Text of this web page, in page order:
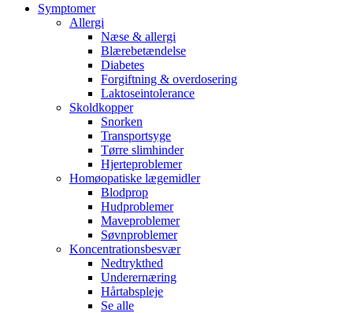
Symptomer
Allergi
Næse & allergi
Blærebetændelse
Diabetes
Forgiftning & overdosering
Laktoseintolerance
Skoldkopper
Snorken
Transportsyge
Tørre slimhinder
Hjerteproblemer
Homøopatiske lægemidler
Blodprop
Hudproblemer
Maveproblemer
Søvnproblemer
Koncentrationsbesvær
Nedtrykthed
Underernæring
Hårtabspleje
Se alle